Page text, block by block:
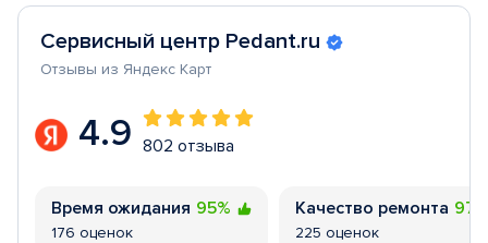
Сервисный центр Pedant.ru
Отзывы из Яндекс Карт
4.9 802 отзыва
Время ожидания 95%
176 оценок
Качество ремонта
225 оценок